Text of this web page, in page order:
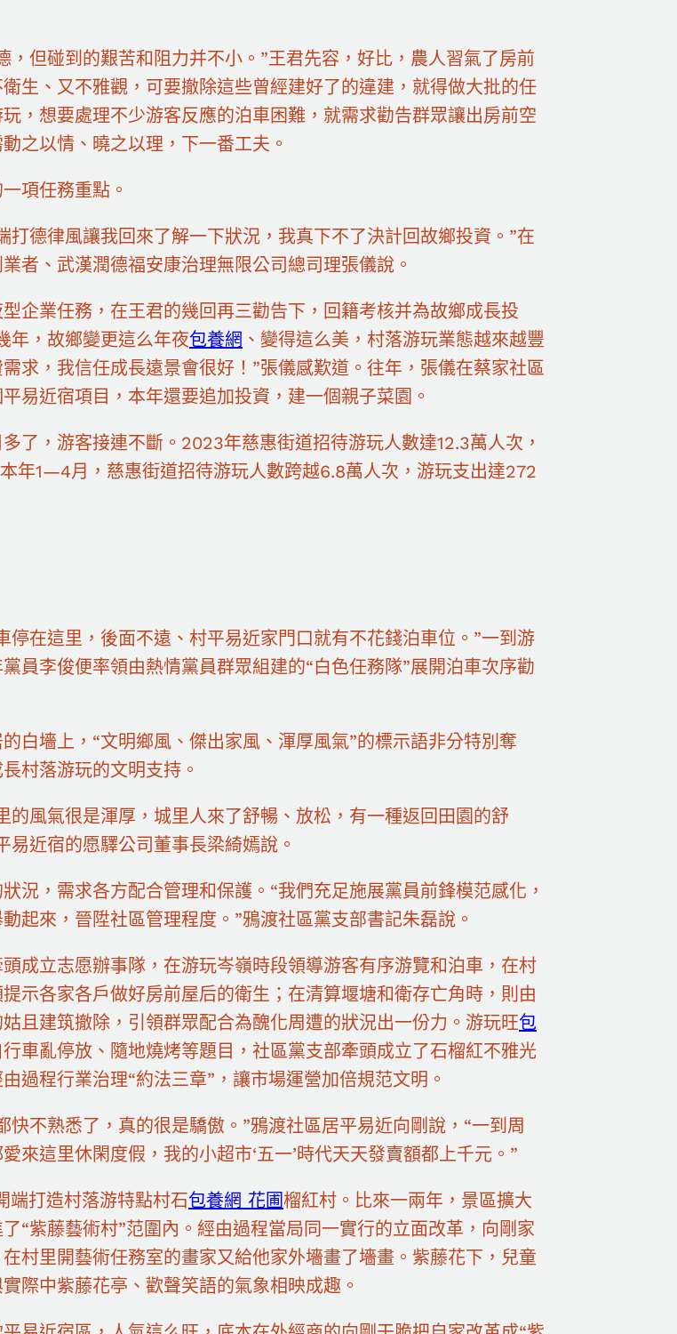
，但碰到的艱苦和阻力并不小。”王君先容，好比，農人習氣了房前
生、又不雅觀，可要撤除這些曾經建好了的違建，就得做大批的任
，想要處理不少游客反應的泊車困難，就需求勸告群眾讓出房前空
之以情、曉之以理，下一番工夫。
項任務重點。
打德律風讓我回來了解一下狀況，我真下不了決計回故鄉投資。”在
者、武漢潤德福安康治理無限公司總司理張儀說。
企業任務，在王君的幾回再三勸告下，回籍考核并為故鄉成長投
年，故鄉變更這么年夜包養網 、變得這么美，村落游玩業態越來越豐
求，我信任成長遠景會很好！”張儀感歎道。往年，張儀在蔡家社區
易近宿項目，本年還要追加投資，建一個親子菜園。
了，游客接連不斷。2023年慈惠街道招待游玩人數達12.3萬人次，
年1—4月，慈惠街道招待游玩人數跨越6.8萬人次，游玩支出達272
停在這里，後面不遠、村平易近家門口就有不花錢泊車位。”一到游
員李俊便率領由熱情黨員群眾組建的“白色任務隊”展開泊車次序勸
白墻上，“文明鄉風、傑出家風、渾厚風氣”的標示語非分特別奪
村落游玩的文明支持。
的風氣很是渾厚，城里人來了舒暢、放松，有一種返回田園的舒
易近宿的愿驛公司董事長梁綺嫣說。
況，需求各方配合管理和保護。“我們充足施展黨員前鋒模范感化，
起來，晉陞社區管理程度。”鴉渡社區黨支部書記朱磊說。
成立志愿辦事隊，在游玩岑嶺時段領導游客有序游覽和泊車，在村
提示各家各戶做好房前屋后的衛生；在清算堰塘和衛存亡角時，則由
且建筑撤除，引領群眾配合為醜化周遭的狀況出一份力。游玩旺包
車亂停放、隨地燒烤等題目，社區黨支部牽頭成立了石榴紅不雅光
過程行業治理“約法三章”，讓市場運營加倍規范文明。
快不熟悉了，真的很是驕傲。”鴉渡社區居平易近向剛說，“一到周
來這里休閑度假，我的小超市‘五一’時代天天發賣額都上千元。”
端打造村落游特點村石包養網 花圃榴紅村。比來一兩年，景區擴大
“紫藤藝術村”范圍內。經由過程當局同一實行的立面改革，向剛家
村里開藝術任務室的畫家又給他家外墻畫了墻畫。紫藤花下，兒童
際中紫藤花亭、歡聲笑語的氣象相映成趣。